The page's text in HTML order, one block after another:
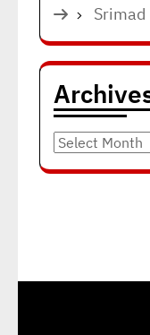
Srimad
Archives